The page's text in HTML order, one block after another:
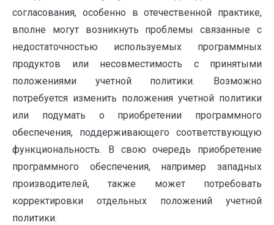
согласования, особенно в отечественной практике,
вполне могут возникнуть проблемы связанные с
недостаточностью используемых программных
продуктов или несовместимость с принятыми
положениями учетной политики. Возможно
потребуется изменить положения учетной политики
или подумать о приобретении программного
обеспечения, поддерживающего соответствующую
функциональность. В свою очередь приобретение
программного обеспечения, например западных
производителей, также может потребовать
корректировки отдельных положений учетной
политики.